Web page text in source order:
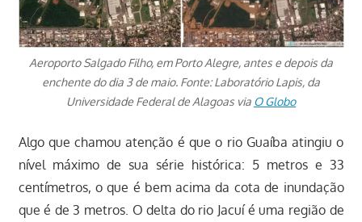
Aeroporto Salgado Filho, em Porto Alegre, antes e depois da
enchente do dia 3 de maio. Fonte: Laboratório Lapis, da
Universidade Federal de Alagoas via O Globo
Algo que chamou atenção é que o rio Guaíba atingiu o
nível máximo de sua série histórica: 5 metros e 33
centímetros, o que é bem acima da cota de inundação
que é de 3 metros. O delta do rio Jacuí é uma região de